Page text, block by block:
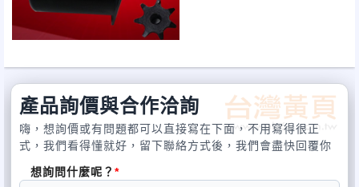
產品詢價與合作洽詢
嗨，想詢價或有問題都可以直接寫在下面，不用寫得很正
式，我們看得懂就好，留下聯絡方式後，我們會盡快回覆你
想詢問什麼呢？